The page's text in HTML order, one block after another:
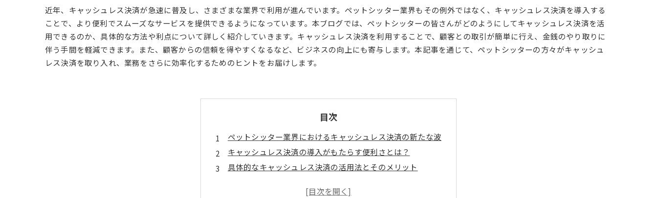
近年、キャッシュレス決済が急速に普及し、さまざまな業界で利用が進んでいます。ペットシッター業界もその例外ではなく、キャッシュレス決済を導入する
ことで、より便利でスムーズなサービスを提供できるようになっています。本ブログでは、ペットシッターの皆さんがどのようにしてキャッシュレス決済を活
用できるのか、具体的な方法や利点について詳しく紹介していきます。キャッシュレス決済を利用することで、顧客との取引が簡単に行え、金銭のやり取りに
伴う手間を軽減できます。また、顧客からの信頼を得やすくなるなど、ビジネスの向上にも寄与します。本記事を通じて、ペットシッターの方々がキャッシュ
レス決済を取り入れ、業務をさらに効率化するためのヒントをお届けします。
目次
ペットシッター業界におけるキャッシュレス決済の新たな波
キャッシュレス決済の導入がもたらす便利さとは？
具体的なキャッシュレス決済の活用法とそのメリット